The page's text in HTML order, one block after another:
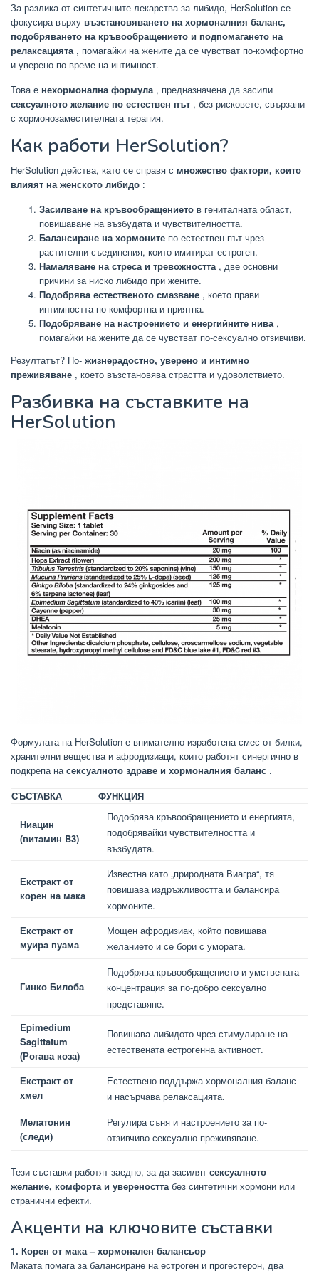
За разлика от синтетичните лекарства за либидо, HerSolution се
фокусира върху възстановяването на хормоналния баланс,
подобряването на кръвообращението и подпомагането на
релаксацията, помагайки на жените да се чувстват по-комфортно
и уверено по време на интимност.
Това е нехормонална формула, предназначена да засили
сексуалното желание по естествен път , без рисковете, свързани
с хормонозаместителната терапия.
Как работи HerSolution?
HerSolution действа, като се справя с множество фактори, които
влияят на женското либидо :
Засилване на кръвообращението в гениталната област,
повишаване на възбудата и чувствителността.
Балансиране на хормоните по естествен път чрез
растителни съединения, които имитират естроген.
Намаляване на стреса и тревожността, две основни
причини за ниско либидо при жените.
Подобрява естественото смазване , което прави
интимността по-комфортна и приятна.
Подобряване на настроението и енергийните нива,
помагайки на жените да се чувстват по-сексуално отзивчиви.
Резултатът? По- жизнерадостно, уверено и интимно
преживяване , което възстановява страстта и удоволствието.
Разбивка на съставките на
HerSolution
Формулата на HerSolution е внимателно изработена смес от билки,
хранителни вещества и афродизиаци, които работят синергично в
подкрепа насексуалното здраве и хормоналния баланс .
СЪСТАВКА
ФУНКЦИЯ
Ниацин
(витамин B3)
Подобрява кръвообращението и енергията,
подобрявайки чувствителността и
възбудата.
Екстракт от
корен на мака
Известна като „природната Виагра“, тя
повишава издръжливостта и балансира
хормоните.
Екстракт от
муира пуама
Мощен афродизиак, който повишава
желанието и се бори с умората.
Гинко Билоба
Подобрява кръвообращението и умствената
концентрация за по-добро сексуално
представяне.
Epimedium
Sagittatum
(Рогава коза)
Повишава либидото чрез стимулиране на
естествената естрогенна активност.
Екстракт от
хмел
Естествено поддържа хормоналния баланс
и насърчава релаксацията.
Мелатонин
(следи)
Регулира съня и настроението за по-
отзивчиво сексуално преживяване.
Тези съставки работят заедно, за да засилят сексуалното
желание, комфорта и увереносттабез синтетични хормони или
странични ефекти.
Акценти на ключовите съставки
1. Корен от мака – хормонален балансьор
Маката помага за балансиране на естроген и прогестерон, два